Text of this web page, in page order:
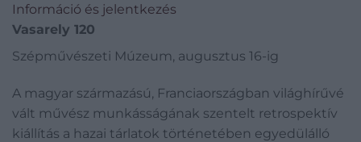
Információ és jelentkezés
Vasarely 120
Szépművészeti Múzeum, augusztus 16-ig
A magyar származású, Franciaországban világhírűvé
vált művész munkásságának szentelt retrospektív
kiállítás a hazai tárlatok történetében egyedülálló